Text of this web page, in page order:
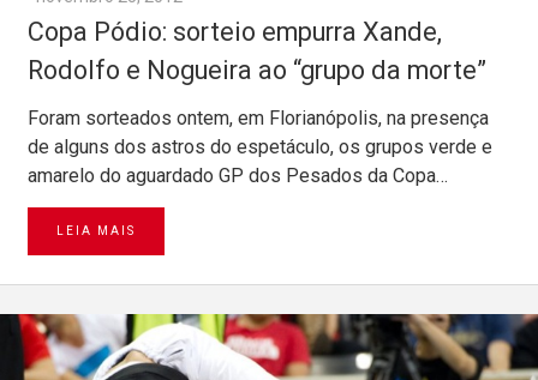
Copa Pódio: sorteio empurra Xande,
Rodolfo e Nogueira ao “grupo da morte”
Foram sorteados ontem, em Florianópolis, na presença
de alguns dos astros do espetáculo, os grupos verde e
amarelo do aguardado GP dos Pesados da Copa…
LEIA MAIS